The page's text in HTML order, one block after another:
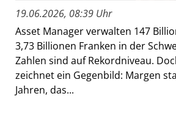
19.06.2026, 08:39 Uhr
Asset Manager verwalten 147
3,73 Billionen Franken in der
Zahlen sind auf Rekordniveau.
zeichnet ein Gegenbild: Margen
Jahren, das...